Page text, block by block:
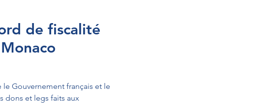
de fiscalité
Gouvernement français et le
dons et legs faits aux